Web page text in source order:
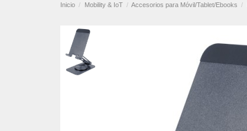
Inicio Mobility & IoT Accesorios para Móvil/Tablet/Ebooks